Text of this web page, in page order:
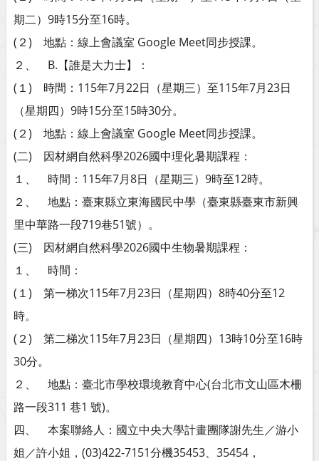
期二）9時15分至16時。
(２) 地點：線上會議室 Google Meet同步授課。
２、 B.【誰是大力士】：
(１) 時間：115年7月22日（星期三）至115年7月23日
（星期四）9時15分至15時30分。
(２) 地點：線上會議室 Google Meet同步授課。
(二) 因材網自然科學2026國中理化暑期課程：
１、 時間：115年7月8日（星期三）9時至12時。
２、 地點：臺東縣立東海國民中學（臺東縣臺東市新興
里中華路一段719巷51號）。
(三) 因材網自然科學2026國中生物暑期課程：
１、 時間：
(１) 第一梯次115年7月23日（星期四）8時40分至12
時。
(２) 第二梯次115年7月23日（星期四）13時10分至16時
30分。
２、 地點：臺北市學校環境教育中心(台北市文山區木柵
路一段311 巷1 號)。
四、 本案聯絡人：國立中央大學計畫團隊謝先生／游小
姐／許小姐，(03)422-7151分機35453、35454，